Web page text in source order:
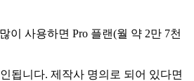
사용하면 Pro 플랜(월 약 2만 7천
됩니다. 제작사 명의로 되어 있다면